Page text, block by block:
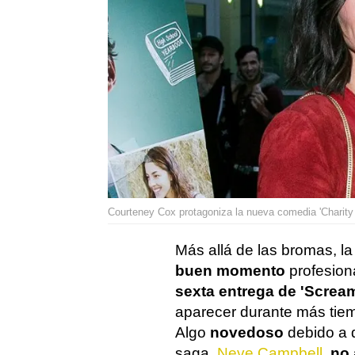
Courteney Cox protagoniza la nueva comedia
Más allá de las bromas,
buen momento
sexta entrega de
aparecer durante más
Algo novedoso debido a